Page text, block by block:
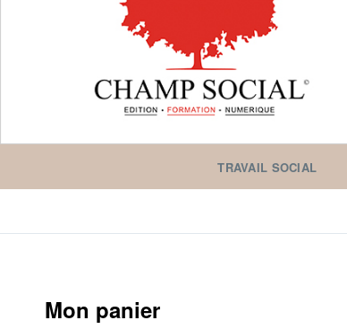
TRAVAIL SOCIAL
Mon panier